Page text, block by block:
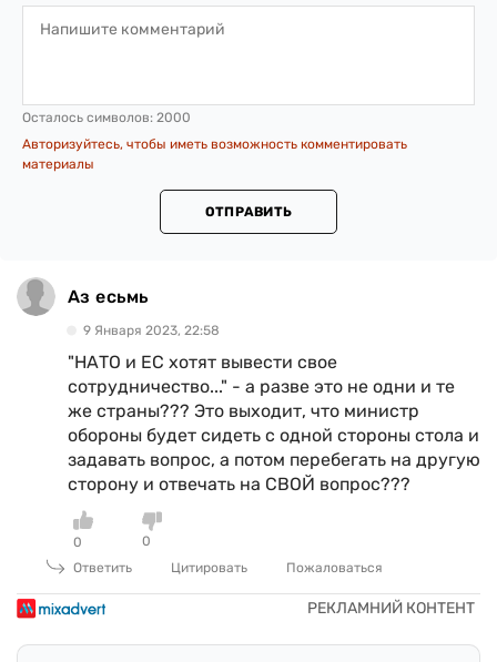
Осталось символов: 2000
Авторизуйтесь, чтобы иметь возможность комментировать
материалы
ОТПРАВИТЬ
Аз есьмь
9 Января 2023, 22:58
"НАТО и ЕС хотят вывести свое
сотрудничество..." - а разве это не одни и те
же страны??? Это выходит, что министр
обороны будет сидеть с одной стороны стола и
задавать вопрос, а потом перебегать на другую
сторону и отвечать на СВОЙ вопрос???
0
0
Ответить
Цитировать Пожаловаться